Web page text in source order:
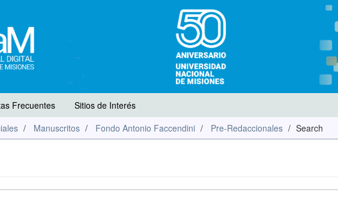
Frecuentes
Sitios de Interés
Manuscritos Fondo Antonio Faccendini Pre-Redaccionales Search